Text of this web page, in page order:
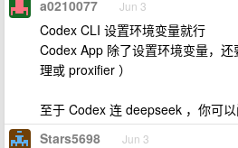
a0210077 Jun 3
Codex CLI 设置环境变量就行
Codex App 除了设置环境变量，
理或 proxifier ）
至于 Codex 连 deepseek ，你可
Stars5698 Jun 3